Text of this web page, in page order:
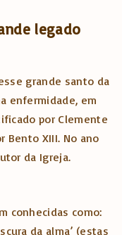
legado
grande santo da
enfermidade, em
por Clemente
Bento XIII. No ano
da Igreja.
conhecidas como:
da alma’ (estas